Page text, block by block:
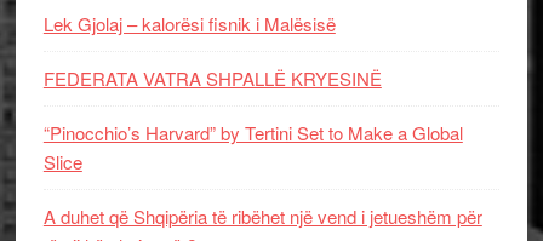
Lek Gjolaj – kalorësi fisnik i Malësisë
FEDERATA VATRA SHPALLË KRYESINË
“Pinocchio’s Harvard” by Tertini Set to Make a Global
Slice
A duhet që Shqipëria të ribëhet një vend i jetueshëm për